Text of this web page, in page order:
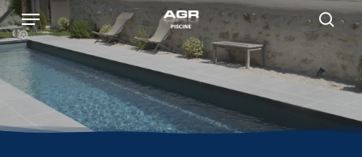
Skip
to
main
content
Menu